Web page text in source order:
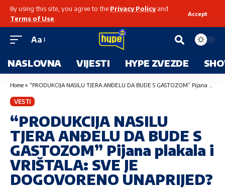
By using this site, you agree to the Privacy Policyand
Terms of Use
Accept
Aa
NASLOVNA VIJESTI HYPE ZVEZDE
Home » “PRODUKCIJA NASILU TJERA ANĐELU DA BUDE S GASTOZOM” Pijana plakala i VRIŠTALA: SVE JE DOGOVORENO UNAPRIJED?
VESTI
“PRODUKCIJA NASILU
TJERA ANĐELU DA BUDE S
GASTOZOM” Pijana plakala i
VRIŠTALA: SVE JE
DOGOVORENO UNAPRIJED?